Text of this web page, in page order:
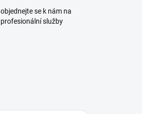
objednejte se k nám na
profesionální služby